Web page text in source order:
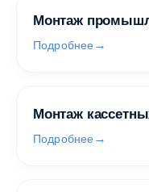
Монтаж
Подробнее
Монтаж
Подробнее